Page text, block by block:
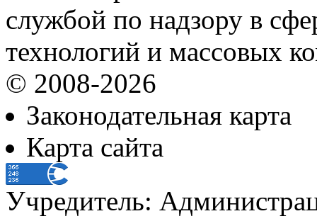
службой по надзору в
технологий и массовых
© 2008-2026
Законодательная карта
Карта сайта
Учредитель: